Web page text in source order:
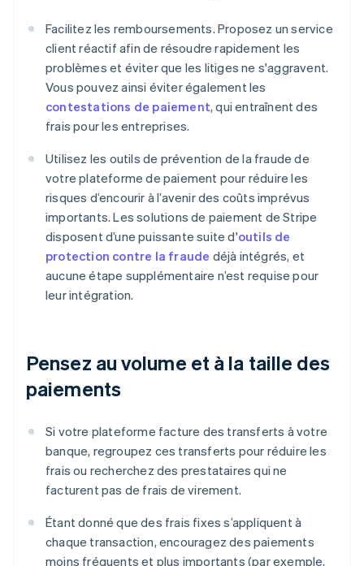
Facilitez les remboursements. Proposez un service
client réactif afin de résoudre rapidement les
problèmes et éviter que les litiges ne s'aggravent.
Vous pouvez ainsi éviter également les
contestations de paiement, qui entraînent des
frais pour les entreprises.
Utilisez les outils de prévention de la fraude de
votre plateforme de paiement pour réduire les
risques d’encourir à l’avenir des coûts imprévus
importants. Les solutions de paiement de Stripe
disposent d’une puissante suite d'outils de
protection contre la fraude déjà intégrés, et
aucune étape supplémentaire n’est requise pour
leur intégration.
Pensez au volume et à la taille des
paiements
Si votre plateforme facture des transferts à votre
banque, regroupez ces transferts pour réduire les
frais ou recherchez des prestataires qui ne
facturent pas de frais de virement.
Étant donné que des frais fixes s’appliquent à
chaque transaction, encouragez des paiements
moins fréquents et plus importants (par exemple,